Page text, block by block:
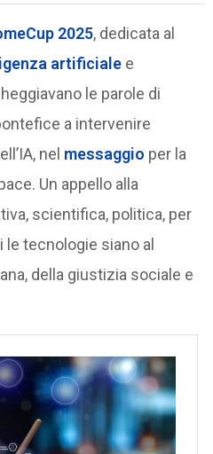
2025, dedicata al
artificiale e
le parole di
a intervenire
nel messaggio per la
Un appello alla
scientifica, politica, per
tecnologie siano al
della giustizia sociale e